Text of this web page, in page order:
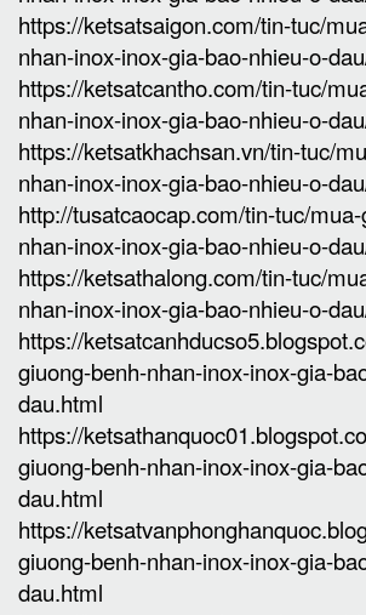
https://ketsatsaigon.com/tin-tuc/
nhan-inox-inox-gia-bao-nhieu-o-
https://ketsatcantho.com/tin-tuc/
nhan-inox-inox-gia-bao-nhieu-o-
https://ketsatkhachsan.vn/tin-tuc/
nhan-inox-inox-gia-bao-nhieu-o-
http://tusatcaocap.com/tin-tuc/
nhan-inox-inox-gia-bao-nhieu-o-
https://ketsathalong.com/tin-tuc/
nhan-inox-inox-gia-bao-nhieu-o-
https://
giuong-benh-nhan-inox-inox-gia-
dau.html
https://
giuong-benh-nhan-inox-inox-gia-
dau.html
https://
giuong-benh-nhan-inox-inox-gia-
dau.html